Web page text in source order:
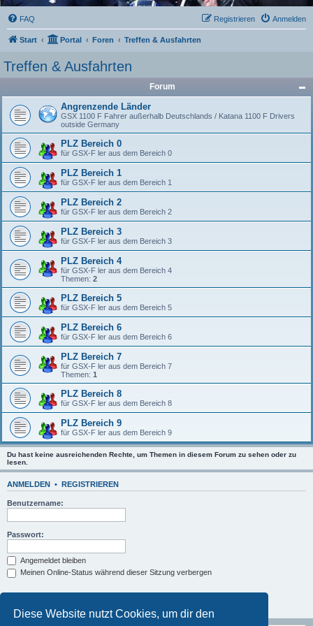
Diese Website nutzt Cookies, um dir den
FAQ Anmelden
Registrieren
Start Portal Foren Treffen & Ausfahrten
Treffen & Ausfahrten
Forum
Angrenzende Länder
GSX 1100 F Fahrer außerhalb Deutschlands / Katana 1100 F Drivers
outside Germany
PLZ Bereich 0
für GSX-F ler aus dem Bereich 0
PLZ Bereich 1
für GSX-F ler aus dem Bereich 1
PLZ Bereich 2
für GSX-F ler aus dem Bereich 2
PLZ Bereich 3
für GSX-F ler aus dem Bereich 3
PLZ Bereich 4
für GSX-F ler aus dem Bereich 4
Themen: 2
PLZ Bereich 5
für GSX-F ler aus dem Bereich 5
PLZ Bereich 6
für GSX-F ler aus dem Bereich 6
PLZ Bereich 7
für GSX-F ler aus dem Bereich 7
Themen: 1
PLZ Bereich 8
für GSX-F ler aus dem Bereich 8
PLZ Bereich 9
für GSX-F ler aus dem Bereich 9
Du hast keine ausreichenden Rechte, um Themen in diesem Forum zu sehen oder zu
lesen.
ANMELDEN • REGISTRIEREN
Benutzername:
Passwort:
Angemeldet bleiben
Meinen Online-Status während dieser Sitzung verbergen